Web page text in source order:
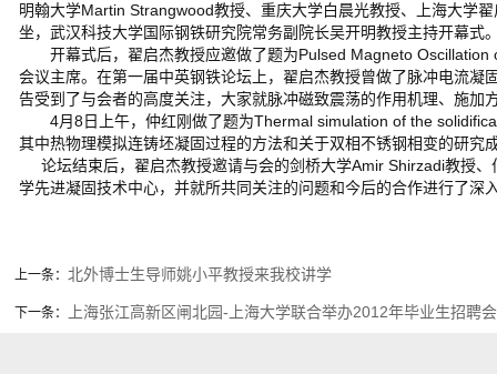
明翰大学Martin Strangwood教授、重庆大学白晨光教授、上海大学
坐，武汉科技大学国际钢铁研究院常务副院长吴开明教授主持开幕式
开幕式后，翟启杰教授应邀做了题为Pulsed Magneto Oscillation
会议主席。在第一届中英钢铁论坛上，翟启杰教授曾做了脉冲电流
告受到了与会者的高度关注，大家就脉冲磁致震荡的作用机理、施
4月8日上午，仲红刚做了题为Thermal simulation of the
其中热物理模拟连铸坯凝固过程的方法和关于双相不锈钢相变的研究
论坛结束后，翟启杰教授邀请与会的剑桥大学Amir Shirzadi教授
学先进凝固技术中心，并就所共同关注的问题和今后的合作进行了深
上一条： 北外博士生导师姚小平教授来我校讲学
下一条： 上海张江高新区闸北园-上海大学联合举办2012年毕业生招聘会